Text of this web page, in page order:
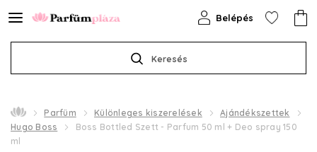
Keresés
Belépés
Parfüm Különleges kiszerelések
Ajándékszettek
Hugo Boss
Boss Bottled Szett - Parfum 50 ml + Deo spray 150
ml